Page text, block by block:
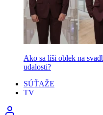
Ako sa líši oblek na
udalosti?
SÚŤAŽE
TV